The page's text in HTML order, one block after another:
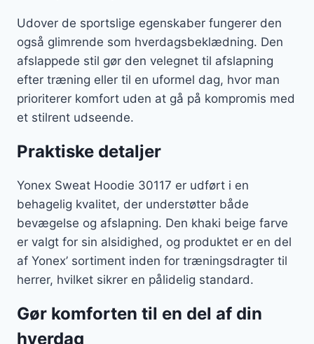
Udover de sportslige egenskaber fungerer den
også glimrende som hverdagsbeklædning. Den
afslappede stil gør den velegnet til afslapning
efter træning eller til en uformel dag, hvor man
prioriterer komfort uden at gå på kompromis med
et stilrent udseende.
Praktiske detaljer
Yonex Sweat Hoodie 30117 er udført i en
behagelig kvalitet, der understøtter både
bevægelse og afslapning. Den khaki beige farve
er valgt for sin alsidighed, og produktet er en del
af Yonex’ sortiment inden for træningsdragter til
herrer, hvilket sikrer en pålidelig standard.
Gør komforten til en del af din
hverdag